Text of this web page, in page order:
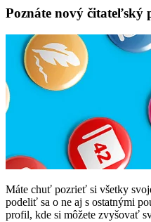
Poznáte nový čitateľský
Máte chuť pozrieť si všetky
podeliť sa o ne aj s ostatnými
profil, kde si môžete zvyšovať